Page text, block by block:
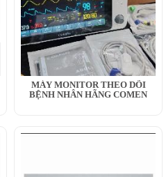
MÁY MONITOR THEO DÕI
BỆNH NHÂN HÃNG COMEN